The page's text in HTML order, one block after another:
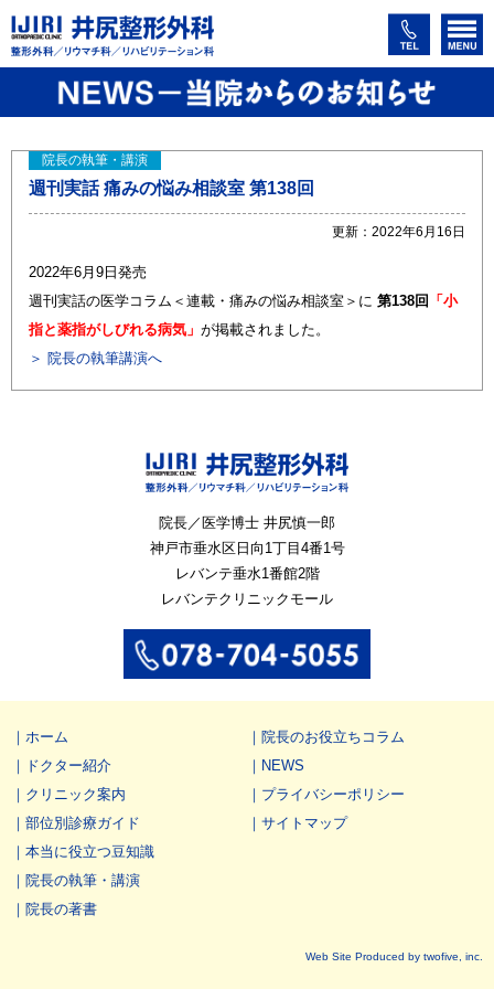
院長の執筆・講演
週刊実話 痛みの悩み相談室 第138回
更新：2022年6月16日
2022年6月9日発売
週刊実話の医学コラム＜連載・痛みの悩み相談室＞に 第138回 「小
指と薬指がしびれる病気」 が掲載されました。
＞ 院長の執筆講演へ
院長／医学博士 井尻慎一郎
神戸市垂水区日向1丁目4番1号
レバンテ垂水1番館2階
レバンテクリニックモール
ホーム
ドクター紹介
クリニック案内
部位別診療ガイド
本当に役立つ豆知識
院長の執筆・講演
院長の著書
院長のお役立ちコラム
NEWS
プライバシーポリシー
サイトマップ
Web Site Produced by twofive, inc.